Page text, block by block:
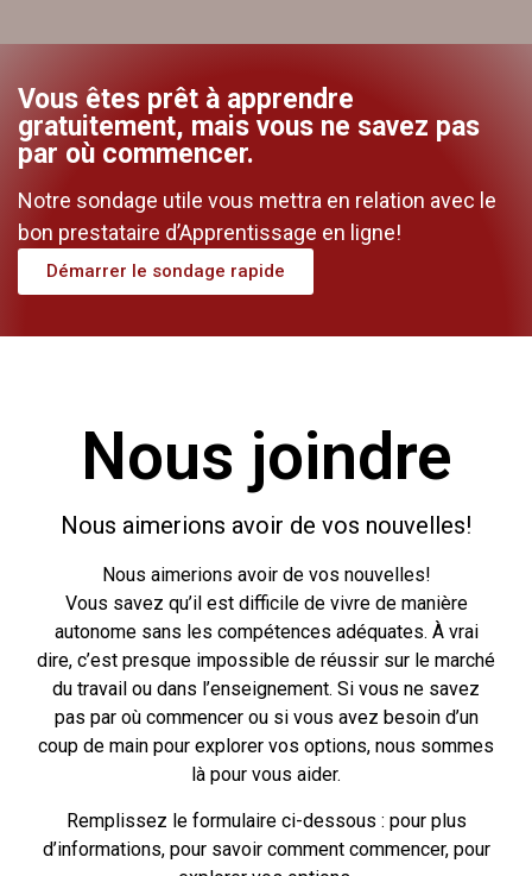
Creating an InStage Simulation (en anglais) 3:53
Vous êtes prêt à apprendre
gratuitement, mais vous ne savez pas
par où commencer.
Notre sondage utile vous mettra en relation avec le
bon prestataire d’Apprentissage en ligne!
Démarrer le sondage rapide
Nous joindre
Nous aimerions avoir de vos nouvelles!
Nous aimerions avoir de vos nouvelles!
Vous savez qu’il est difficile de vivre de manière
autonome sans les compétences adéquates. À vrai
dire, c’est presque impossible de réussir sur le marché
du travail ou dans l’enseignement. Si vous ne savez
pas par où commencer ou si vous avez besoin d’un
coup de main pour explorer vos options, nous sommes
là pour vous aider.
Remplissez le formulaire ci-dessous : pour plus
d’informations, pour savoir comment commencer, pour